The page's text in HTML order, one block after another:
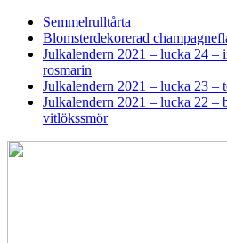
Semmelrulltårta
Blomsterdekorerad
Julkalendern 2021 – lucka 24 –
rosmarin
Julkalendern 2021 – lucka 23 –
Julkalendern 2021 – lucka 22 –
vitlökssmör